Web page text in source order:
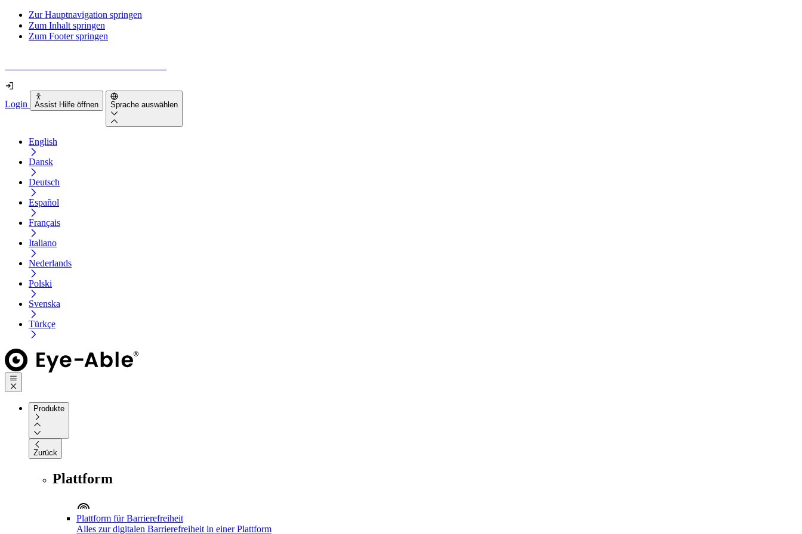
Zur Hauptnavigation springen
Zum Inhalt springen
Zum Footer springen
Login Assist Hilfe öffnen Sprache auswählen
English
Dansk
Deutsch
Español
Français
Italiano
Nederlands
Polski
Svenska
Türkçe
Produkte
Zurück
Plattform
Plattform für Barrierefreiheit
Alles zur digitalen Barrierefreiheit in einer Plattform